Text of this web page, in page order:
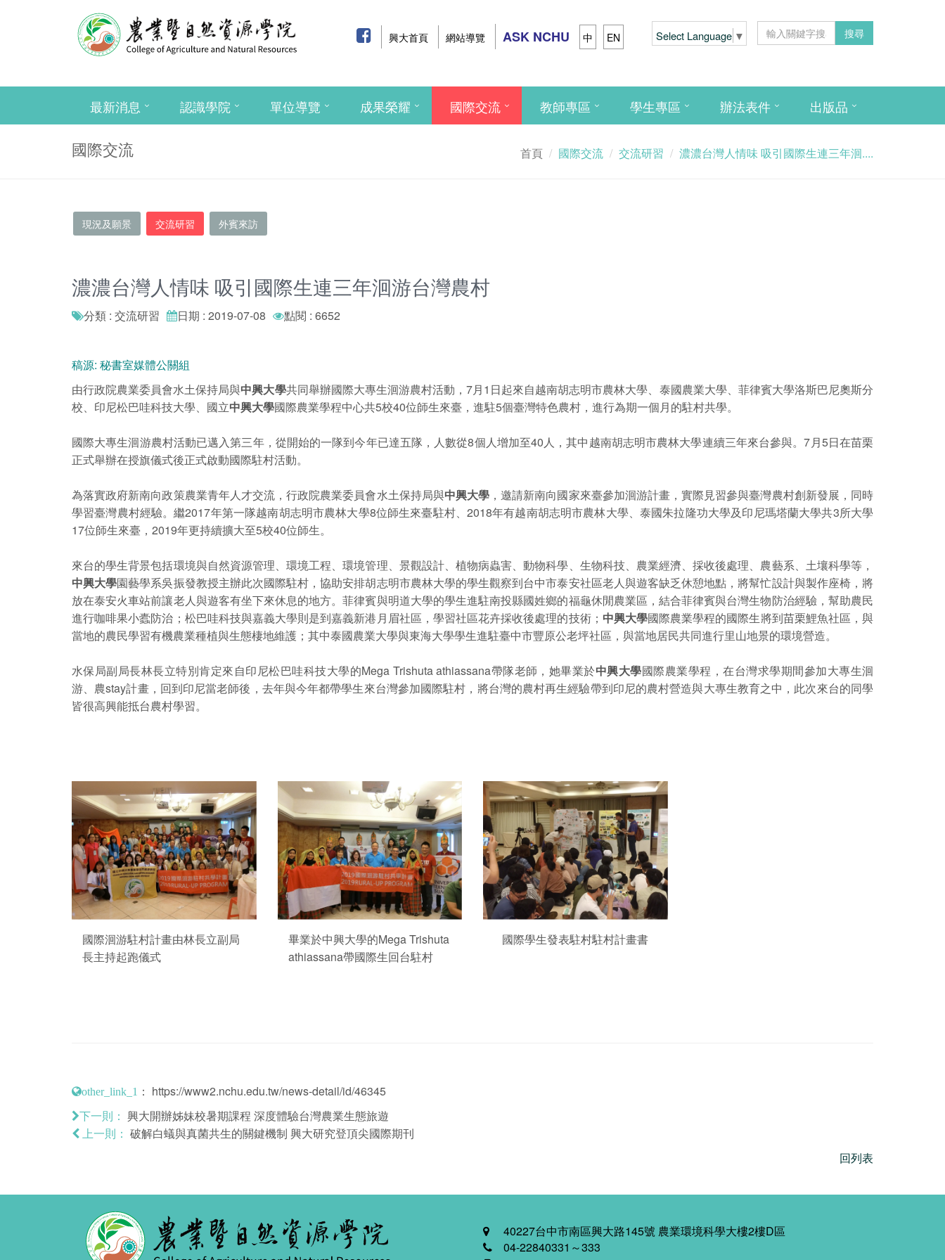
興大首頁 網站導覽 ASK NCHU 中 EN Select Language ▼ 搜尋
最新消息 認識學院 單位導覽 成果榮耀 國際交流 教師專區 學生專區 辦法表件 出版品
國際交流 首頁 國際交流 交流研習 濃濃台灣人情味 吸引國際生連三年洄....
現況及願景 交流研習 外賓來訪
濃濃台灣人情味 吸引國際生連三年洄游台灣農村
分類 : 交流研習 日期 : 2019-07-08 點閱 : 6652
稿源: 秘書室媒體公關組
由行政院農業委員會水土保持局與中興大學共同舉辦國際大專生洄游農村活動，7月1日起來自越南胡志明市農林大學、泰國農業大學、菲律賓大學洛斯巴尼奧斯分
校、印尼松巴哇科技大學、國立中興大學國際農業學程中心共5校40位師生來臺，進駐5個臺灣特色農村，進行為期一個月的駐村共學。
國際大專生洄游農村活動已邁入第三年，從開始的一隊到今年已達五隊，人數從8個人增加至40人，其中越南胡志明市農林大學連續三年來台參與。7月5日在苗栗
正式舉辦在授旗儀式後正式啟動國際駐村活動。
為落實政府新南向政策農業青年人才交流，行政院農業委員會水土保持局與中興大學 ，邀請新南向國家來臺參加洄游計畫，實際見習參與臺灣農村創新發展，同時
學習臺灣農村經驗。繼2017年第一隊越南胡志明市農林大學8位師生來臺駐村、2018年有越南胡志明市農林大學、泰國朱拉隆功大學及印尼瑪塔蘭大學共3所大學
17位師生來臺，2019年更持續擴大至5校40位師生。
來台的學生背景包括環境與自然資源管理、環境工程、環境管理、景觀設計、植物病蟲害、動物科學、生物科技、農業經濟、採收後處理、農藝系、土壤科學等，
中興大學園藝學系吳振發教授主辦此次國際駐村，協助安排胡志明市農林大學的學生觀察到台中市泰安社區老人與遊客缺乏休憩地點，將幫忙設計與製作座椅，將
放在泰安火車站前讓老人與遊客有坐下來休息的地方。菲律賓與明道大學的學生進駐南投縣國姓鄉的福龜休閒農業區，結合菲律賓與台灣生物防治經驗，幫助農民
進行咖啡果小蠹防治；松巴哇科技與嘉義大學則是到嘉義新港月眉社區，學習社區花卉採收後處理的技術； 中興大學國際農業學程的國際生將到苗栗鯉魚社區，與
當地的農民學習有機農業種植與生態棲地維護；其中泰國農業大學與東海大學學生進駐臺中市豐原公老坪社區，與當地居民共同進行里山地景的環境營造。
水保局副局長林長立特別肯定來自印尼松巴哇科技大學的Mega Trishuta athiassana帶隊老師，她畢業於中興大學國際農業學程，在台灣求學期間參加大專生洄
游、農stay計畫，回到印尼當老師後，去年與今年都帶學生來台灣參加國際駐村，將台灣的農村再生經驗帶到印尼的農村營造與大專生教育之中，此次來台的同學
皆很高興能抵台農村學習。
國際洄游駐村計畫由林長立副局
長主持起跑儀式
畢業於中興大學的Mega Trishuta
athiassana帶國際生回台駐村
國際學生發表駐村駐村計畫書
other_link_1 ： https://www2.nchu.edu.tw/news-detail/id/46345
下一則： 興大開辦姊妹校暑期課程 深度體驗台灣農業生態旅遊
上一則：
破解白蟻與真菌共生的關鍵機制 興大研究登頂尖國際期刊
回列表
40227台中市南區興大路145號 農業環境科學大樓2樓D區
04-22840331～333